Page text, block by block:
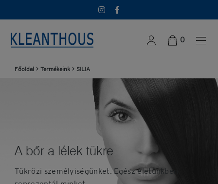
0
Főoldal > Termékeink > SILIA
A bőr a lélek tükre.
Tükrözi személyiségünket. Egész életünkben